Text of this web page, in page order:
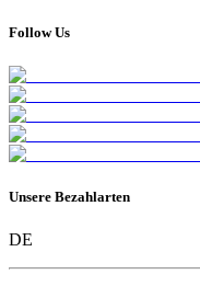
Follow Us
Unsere Bezahlarten
DE